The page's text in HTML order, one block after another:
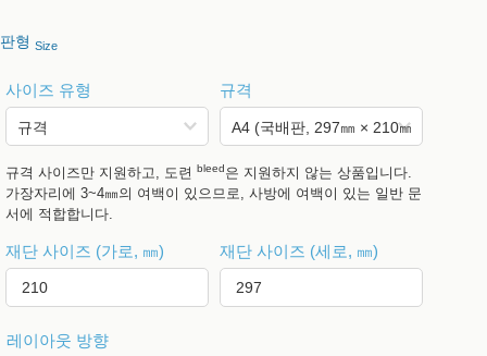
판형 Size
사이즈 유형 규격
규격 사이즈만 지원하고, 도련 bleed은 지원하지 않는 상품입니다.
가장자리에 3~4㎜의 여백이 있으므로, 사방에 여백이 있는 일반 문
서에 적합합니다.
재단 사이즈 (가로, ㎜) 재단 사이즈 (세로, ㎜)
레이아웃 방향